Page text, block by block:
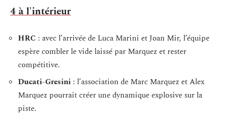
4 à l'intérieur
HRC : avec l’arrivée de Luca Marini et Joan Mir, l’équipe
espère combler le vide laissé par Marquez et rester
compétitive.
Ducati-Gresini : l’association de Marc Marquez et Alex
Marquez pourrait créer une dynamique explosive sur la
piste.